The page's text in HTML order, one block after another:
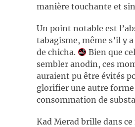
manière touchante et
Un point notable est
tabagisme, même s’il y
de chicha.
Bien que
sembler anodin, ces
auraient pu être évités
glorifier une autre forme
consommation de
Kad Merad brille dans